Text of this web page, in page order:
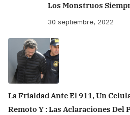
Los Monstruos
30 septiembre, 2022
La Frialdad Ante El 911, Un
Remoto Y : Las Aclaraciones